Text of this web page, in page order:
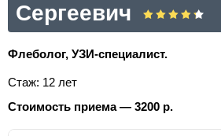
Сергеевич
Флеболог, УЗИ-специалист.
Стаж: 12 лет
Стоимость приема — 3200 р.